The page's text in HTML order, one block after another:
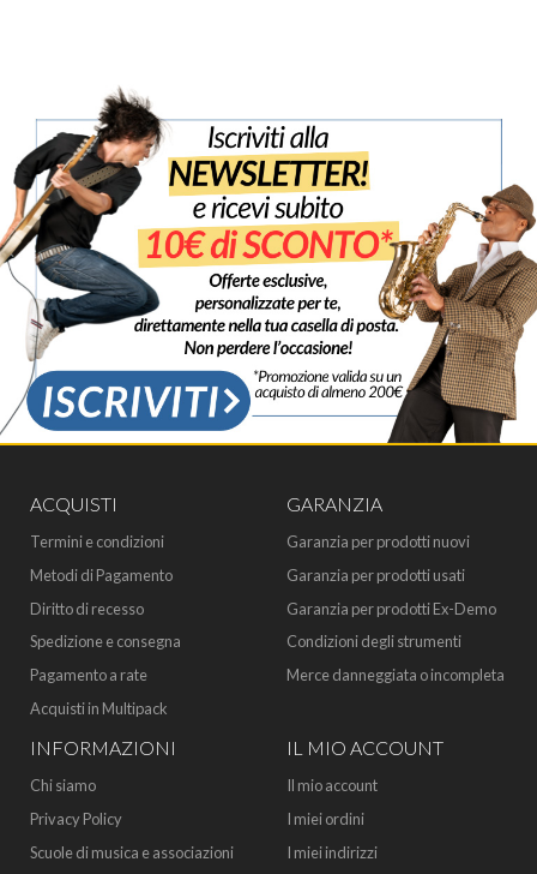
ACQUISTI
Termini e condizioni
Metodi di Pagamento
Diritto di recesso
Spedizione e consegna
Pagamento a rate
Acquisti in Multipack
GARANZIA
Garanzia per prodotti nuovi
Garanzia per prodotti usati
Garanzia per prodotti Ex-Demo
Condizioni degli strumenti
Merce danneggiata o incompleta
INFORMAZIONI
Chi siamo
Privacy Policy
Scuole di musica e associazioni
IL MIO ACCOUNT
Il mio account
I miei ordini
I miei indirizzi